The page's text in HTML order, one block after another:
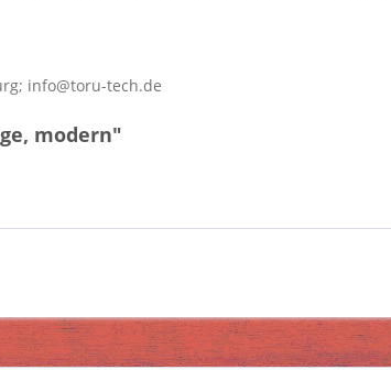
info@toru-tech.de
modern"